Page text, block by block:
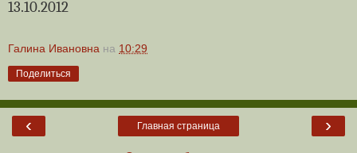
13.10.2012
Галина Ивановна на 10:29
Поделиться
‹ ›
Главная страница